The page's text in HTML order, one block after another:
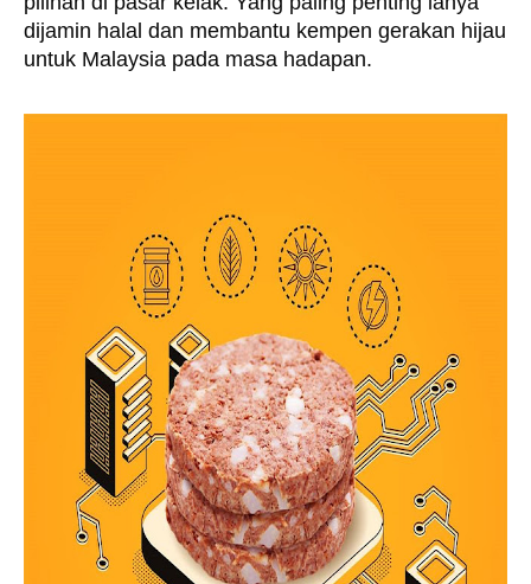
dijamin halal dan membantu kempen gerakan hijau
untuk Malaysia pada masa hadapan.